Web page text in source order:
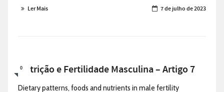
Ler Mais 7 de julho de 2023
0
Nutrição e Fertilidade Masculina – Artigo 7
Dietary patterns, foods and nutrients in male fertility